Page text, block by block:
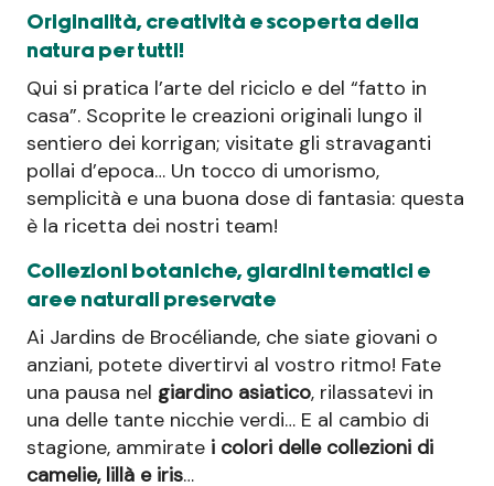
Originalità, creatività e scoperta della
natura per tutti!
Qui si pratica l’arte del riciclo e del “fatto in
casa”. Scoprite le creazioni originali lungo il
sentiero dei korrigan; visitate gli stravaganti
pollai d’epoca… Un tocco di umorismo,
semplicità e una buona dose di fantasia: questa
è la ricetta dei nostri team!
Collezioni botaniche, giardini tematici e
aree naturali preservate
Ai Jardins de Brocéliande, che siate giovani o
anziani, potete divertirvi al vostro ritmo! Fate
una pausa nel giardino asiatico, rilassatevi in
una delle tante nicchie verdi… E al cambio di
stagione, ammirate i colori delle collezioni di
camelie, lillà e iris…